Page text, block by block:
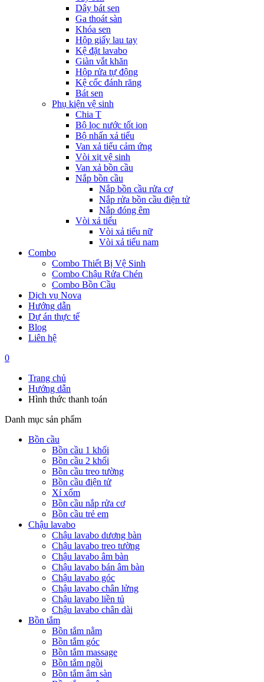
Dây bát sen
Ga thoát sàn
Khóa sen
Hộp giấy lau tay
Kệ đặt lavabo
Giàn vắt khăn
Hộp rửa tự động
Kệ cốc đánh răng
Bát sen
Phụ kiện vệ sinh
Chia T
Bộ lọc nước tốt ion
Bộ nhấn xả tiểu
Van xả tiểu cảm ứng
Vòi xịt vệ sinh
Van xả bồn cầu
Nắp bồn cầu
Nắp bồn cầu rửa cơ
Nắp rửa bồn cầu điện tử
Nắp đóng êm
Vòi xả tiểu
Vòi xả tiểu nữ
Vòi xả tiểu nam
Combo
Combo Thiết Bị Vệ Sinh
Combo Chậu Rửa Chén
Combo Bồn Cầu
Dịch vụ Nova
Hướng dẫn
Dự án thực tế
Blog
Liên hệ
0
Trang chủ
Hướng dẫn
Hình thức thanh toán
Danh mục sản phẩm
Bồn cầu
Bồn cầu 1 khối
Bồn cầu 2 khối
Bồn cầu treo tường
Bồn cầu điện tử
Xí xổm
Bồn cầu nắp rửa cơ
Bồn cầu trẻ em
Chậu lavabo
Chậu lavabo dương bàn
Chậu lavabo treo tường
Chậu lavabo âm bàn
Chậu lavabo bán âm bàn
Chậu lavabo góc
Chậu lavabo chân lửng
Chậu lavabo liền tủ
Chậu lavabo chân dài
Bồn tắm
Bồn tắm nằm
Bồn tắm góc
Bồn tắm massage
Bồn tắm ngồi
Bồn tắm âm sàn